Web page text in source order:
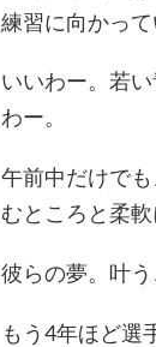
練習に向かって
いいわー。若
わー。
午前中だけで
むところと柔
彼らの夢。叶
もう4年ほど選